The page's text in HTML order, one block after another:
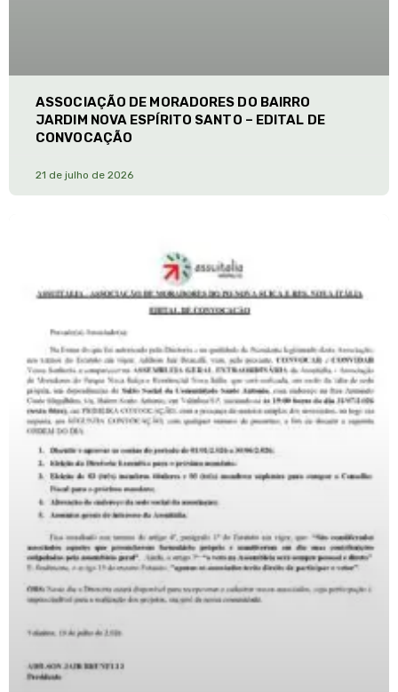
ASSOCIAÇÃO DE MORADORES DO BAIRRO
JARDIM NOVA ESPÍRITO SANTO – EDITAL DE
CONVOCAÇÃO
21 de julho de 2026